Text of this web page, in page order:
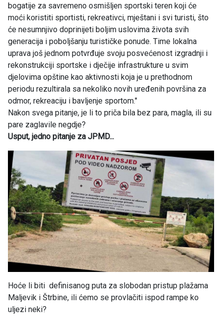
bogatije za savremeno osmišljen sportski teren koji će
moći koristiti sportisti, rekreativci, mještani i svi turisti, što
će nesumnjivo doprinijeti boljim uslovima života svih
generacija i poboljšanju turističke ponude. Time lokalna
uprava još jednom potvrđuje svoju posvećenost izgradnji i
rekonstrukciji sportske i dječije infrastrukture u svim
djelovima opštine kao aktivnosti koja je u prethodnom
periodu rezultirala sa nekoliko novih uređenih površina za
odmor, rekreaciju i bavljenje sportom."
Nakon svega pitanje, je li to priča bila bez para, magla, ili su
pare zaglavile negdje?
Usput, jedno pitanje za JPMD...
Hoće li biti definisanog puta za slobodan pristup plažama
Maljevik i Štrbine, ili ćemo se provlačiti ispod rampe ko
uljezi neki?